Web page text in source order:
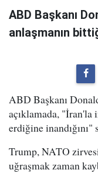
ABD Başkanı
anlaşmanın
ABD Başkanı
açıklamada, "İran'la
erdiğine inandığını"
Trump, NATO
uğraşmak zaman